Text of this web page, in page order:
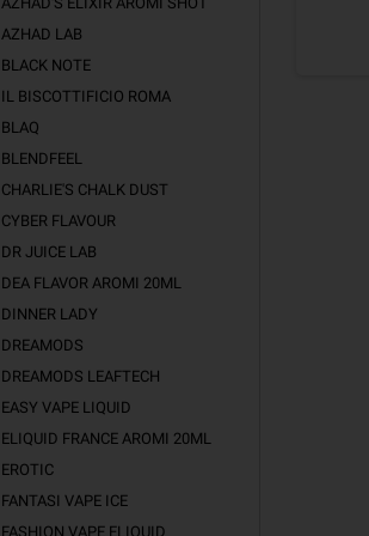
AZHAD LAB
BLACK NOTE
IL BISCOTTIFICIO ROMA
BLAQ
BLENDFEEL
CHARLIE'S CHALK DUST
CYBER FLAVOUR
DR JUICE LAB
DEA FLAVOR AROMI 20ML
DINNER LADY
DREAMODS
DREAMODS LEAFTECH
EASY VAPE LIQUID
ELIQUID FRANCE AROMI 20ML
EROTIC
FANTASI VAPE ICE
FASHION VAPE ELIQUID